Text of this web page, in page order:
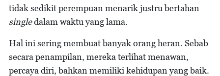
tidak sedikit perempuan menarik justru bertahan
singledalam waktu yang lama.
Hal ini sering membuat banyak orang heran. Sebab
secara penampilan, mereka terlihat menawan,
percaya diri, bahkan memiliki kehidupan yang baik.